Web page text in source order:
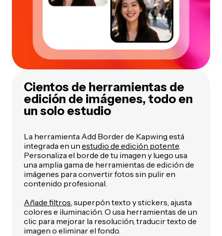
Cientos de herramientas de
edición de imágenes, todo en
un solo estudio
La herramienta Add Border de Kapwing está
integrada en un estudio de edición potente
Personaliza el borde de tu imagen y luego usa
una amplia gama de herramientas de edición de
imágenes para convertir fotos sin pulir en
contenido profesional.
Añade filtros , superpón texto y stickers, ajusta
colores e iluminación. O usa herramientas de un
clic para mejorar la resolución, traducir texto de
imagen o eliminar el fondo.